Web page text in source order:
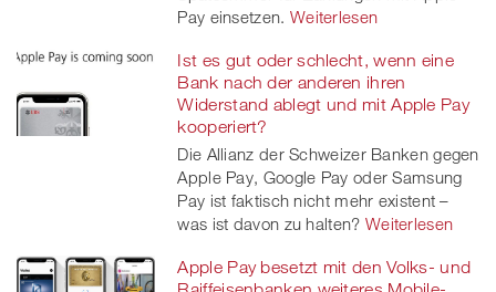
Pay einsetzen. Weiterlesen
Ist es gut oder schlecht, wenn eine
Bank nach der anderen ihren
Widerstand ablegt und mit Apple Pay
kooperiert?
Die Allianz der Schweizer Banken gegen
Apple Pay, Google Pay oder Samsung
Pay ist faktisch nicht mehr existent –
was ist davon zu halten? Weiterlesen
Apple Pay besetzt mit den Volks- und